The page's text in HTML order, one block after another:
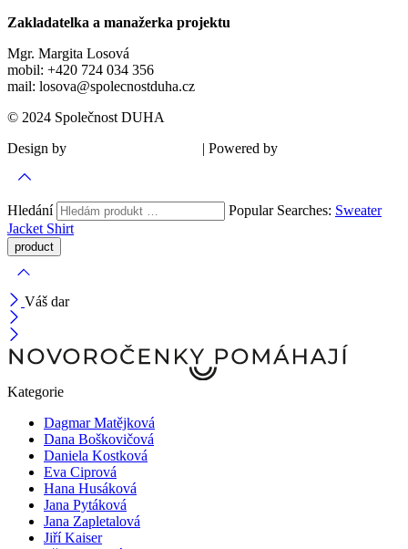
Zakladatelka a manažerka projektu
Mgr. Margita Losová
mobil: +420 724 034 356
mail: losova@spolecnostduha.cz
© 2024 Společnost DUHA
Design by
| Powered by
Hledání Popular Searches: Sweater
Jacket Shirt
Váš dar
Kategorie
Dagmar Matějková
Dana Boškovičová
Daniela Kostková
Eva Ciprová
Hana Husáková
Jana Pytáková
Jana Zapletalová
Jiří Kaiser